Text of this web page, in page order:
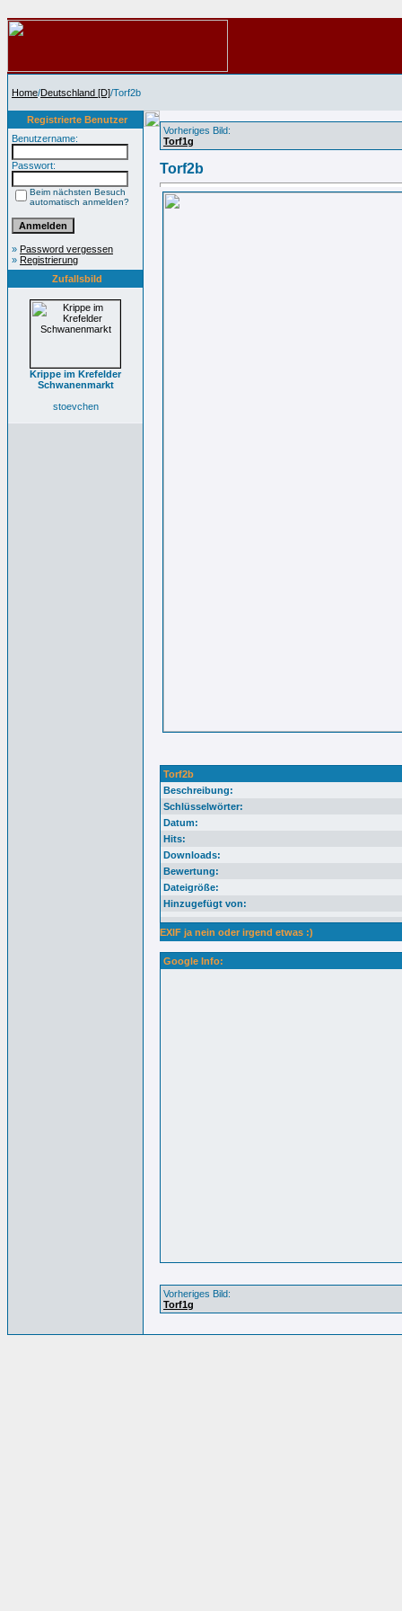
Home/Deutschland [D]/Torf2b
Registrierte Benutzer
Benutzername:
Passwort:
Beim nächsten Besuch
automatisch anmelden?
» Password vergessen
» Registrierung
Zufallsbild
Krippe im Krefelder
Schwanenmarkt
stoevchen
Vorheriges Bild:
Torf1g
Torf2b
Torf2b
Beschreibung:
Schlüsselwörter:
Datum:
Hits:
Downloads:
Bewertung:
Dateigröße:
Hinzugefügt von:
EXIF ja nein oder irgend etwas :)
Google Info:
Vorheriges Bild:
Torf1g